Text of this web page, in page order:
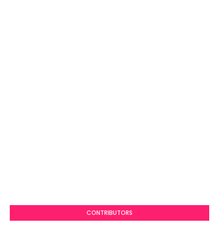
CONTRIBUTORS